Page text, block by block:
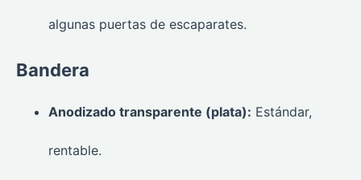
algunas puertas de escaparates.
Bandera
Anodizado transparente (plata): Estándar,
rentable.